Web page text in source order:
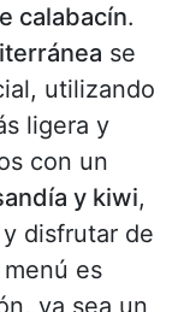
calabacín.
se
utilizando
ligera y
con un
y kiwi,
disfrutar de
es
ya sea un